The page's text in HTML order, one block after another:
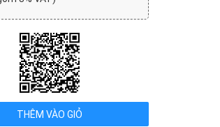
(2)
(4)
(1)